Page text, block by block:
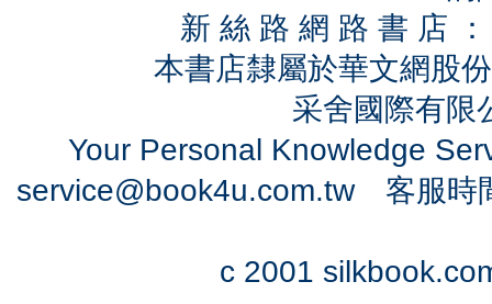
新 絲 路 網 路 書 店
本書店隸屬於華文網股
采舍國際有
Your Personal Knowledge
service@book4u.com.tw客服時
c 2001